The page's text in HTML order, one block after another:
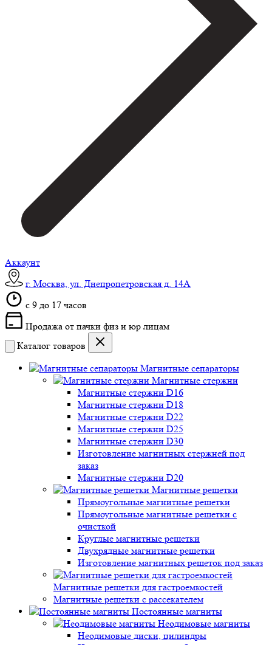
Аккаунт
г. Москва, ул. Днепропетровская д. 14А
c 9 до 17 часов
Продажа от пачки физ и юр лицам
Каталог товаров
Магнитные сепараторы
Магнитные стержни
Магнитные стержни D16
Магнитные стержни D18
Магнитные стержни D22
Магнитные стержни D25
Магнитные стержни D30
Изготовление магнитных стержней под
заказ
Магнитные стержни D20
Магнитные решетки
Прямоугольные магнитные решетки
Прямоугольные магнитные решетки с
очисткой
Круглые магнитные решетки
Двухрядные магнитные решетки
Изготовление магнитных решеток под заказ
Магнитные решетки для гастроемкостей
Магнитные решетки с рассекателем
Постоянные магниты
Неодимовые магниты
Неодимовые диски, цилиндры